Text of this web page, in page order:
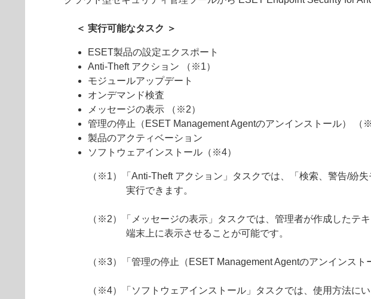
＜ 実行可能なタスク ＞
ESET製品の設定エクスポート
Anti-Theft アクション （※1）
モジュールアップデート
オンデマンド検査
メッセージの表示 （※2）
管理の停止（ESET Management Agentのアンインストール） （
製品のアクティベーション
ソフトウェアインストール（※4）
（※1）「Anti-Theft アクション」タスクでは、「検索、警告/紛
実行できます。
（※2）「メッセージの表示」タスクでは、管理者が作成したテ
端末上に表示させることが可能です。
（※3）「管理の停止（ESET Management Agentのアンインス
（※4）「ソフトウェアインストール」タスクでは、使用方法に